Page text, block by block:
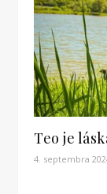
Teo je
4. septembra